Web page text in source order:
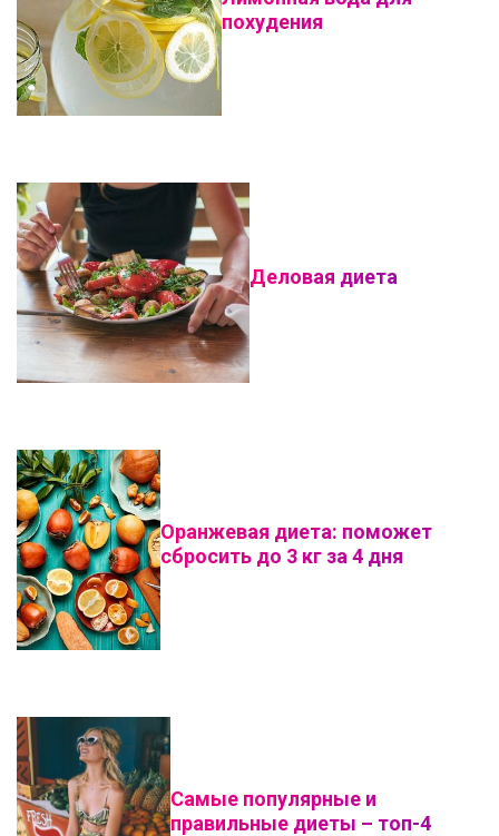
похудения
Деловая диета
Оранжевая диета: поможет
сбросить до 3 кг за 4 дня
Самые популярные и
правильные диеты – топ-4